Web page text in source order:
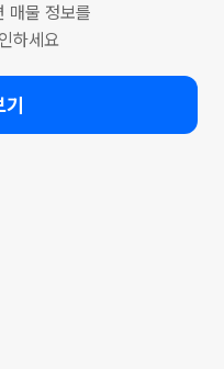
매물 정보를
하세요